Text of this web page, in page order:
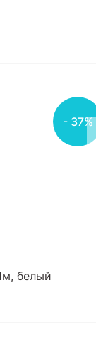
- 37%
белый